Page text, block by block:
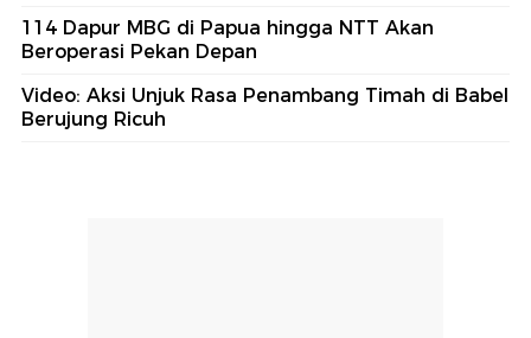
114 Dapur MBG di Papua hingga NTT Akan
Beroperasi Pekan Depan
Video: Aksi Unjuk Rasa Penambang Timah di Babel
Berujung Ricuh